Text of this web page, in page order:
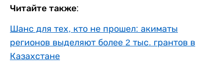
Читайте также:
Шанс для тех, кто не прошел: акиматы
регионов выделяют более 2 тыс. грантов в
Казахстане